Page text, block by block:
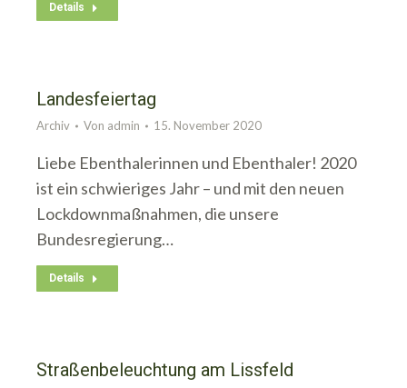
Details
Landesfeiertag
Archiv Von admin 15. November 2020
Liebe Ebenthalerinnen und Ebenthaler! 2020
ist ein schwieriges Jahr – und mit den neuen
Lockdownmaßnahmen, die unsere
Bundesregierung…
Details
Straßenbeleuchtung am Lissfeld